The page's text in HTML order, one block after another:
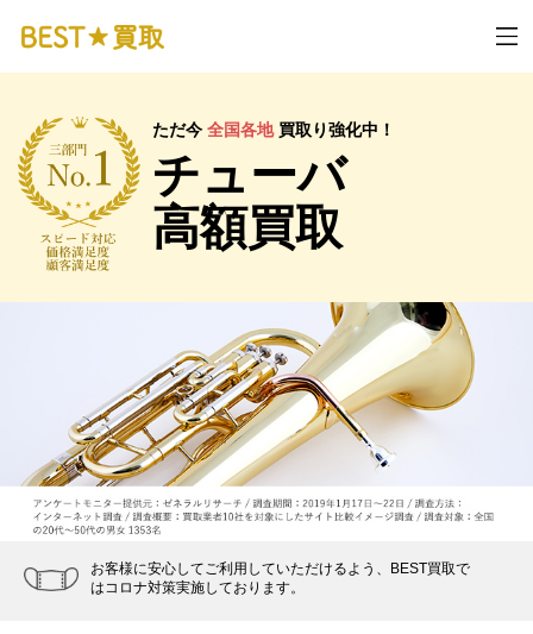
ただ今全国各地買取り強化中！
チューバ
高額買取
お客様に安心してご利用していただけるよう、BEST買取で
はコロナ対策実施しております。